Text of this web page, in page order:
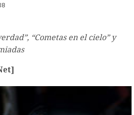
“Cometas en el cielo” y